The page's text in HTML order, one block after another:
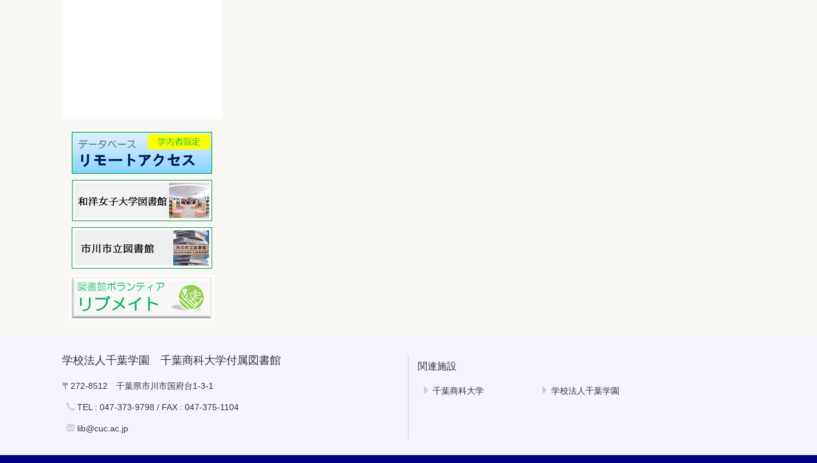
学校法人千葉学園 千葉商科大学付属図書館
〒272-8512 千葉県市川市国府台1-3-1
TEL : 047-373-9798 / FAX : 047-375-1104
lib@cuc.ac.jp
関連施設
千葉商科大学 学校法人千葉学園